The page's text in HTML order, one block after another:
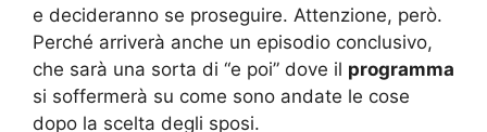
e decideranno se proseguire. Attenzione, però.
Perché arriverà anche un episodio conclusivo,
che sarà una sorta di “e poi” dove il programma
si soffermerà su come sono andate le cose
dopo la scelta degli sposi.